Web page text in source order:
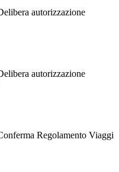
autorizzazione
autorizzazione
Regolamento Viaggi